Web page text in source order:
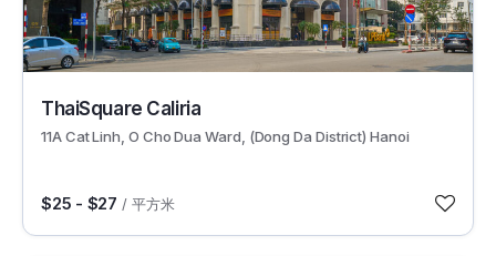
ThaiSquare Caliria
11A Cat Linh, O Cho Dua Ward, (Dong Da District) Hanoi
$25 - $27 / 平方米